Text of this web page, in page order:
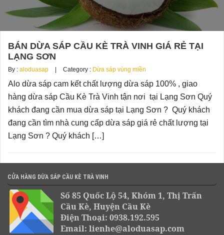
BÁN DỪA SÁP CẦU KÈ TRÀ VINH GIÁ RẺ TẠI
LẠNG SƠN
By : aloduasap Category : Dừa sáp vùng miền
Alo dừa sáp cam kết chất lượng dừa sáp 100% , giao
hàng dừa sáp Cầu Kè Trà Vinh tận nơi tại Lạng Sơn Quý
khách đang cần mua dừa sáp tại Lạng Sơn ? Quý khách
đang cần tìm nhà cung cấp dừa sáp giá rẻ chất lượng tại
Lạng Sơn ? Quý khách […]
CỬA HÀNG DỪA SÁP CẦU KÈ TRÀ VINH
Số 85 Quốc Lộ 54, Khóm 1, Thị Trấn
Cầu Kè, Huyện Cầu Kè
Điện Thoại: 0938.192.595
Email: lienhe@aloduasap.com